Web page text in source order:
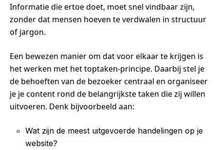
Informatie die ertoe doet, moet snel vindbaar zijn,
zonder dat mensen hoeven te verdwalen in structuur
of jargon.
Een bewezen manier om dat voor elkaar te krijgen is
het werken met het toptaken-principe. Daarbij stel je
de behoeften van de bezoeker centraal en organiseer
je je content rond de belangrijkste taken die zij willen
uitvoeren. Denk bijvoorbeeld aan:
Wat zijn de meest uitgevoerde handelingen op je
website?